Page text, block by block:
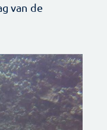
van de